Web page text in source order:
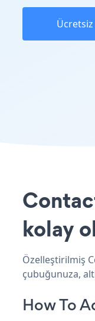
kolay
Özelleştirilmiş
çubuğunuza,
How To